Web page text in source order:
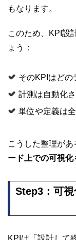
もなります。
このため、KPI設
ょう：
そのKPIはどの
計測は自動化
単位や定義は
こうした整理があ
ード上での可視化
Step3：可視